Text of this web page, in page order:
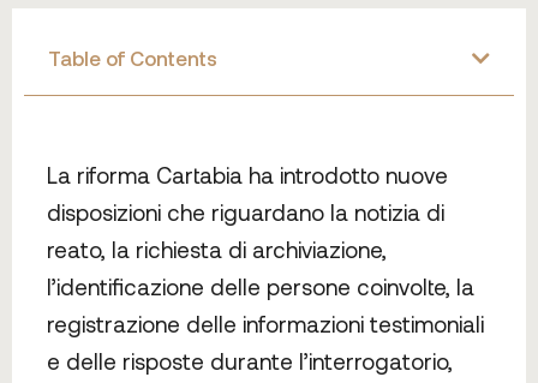
Table of Contents
La riforma Cartabia ha introdotto nuove
disposizioni che riguardano la notizia di
reato, la richiesta di archiviazione,
l’identificazione delle persone coinvolte, la
registrazione delle informazioni testimoniali
e delle risposte durante l’interrogatorio,